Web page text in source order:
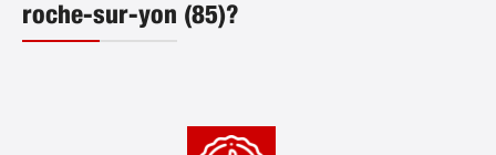
roche-sur-yon (85)?